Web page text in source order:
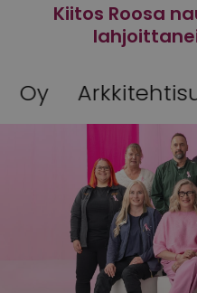
Kiitos Roosa
Mikko